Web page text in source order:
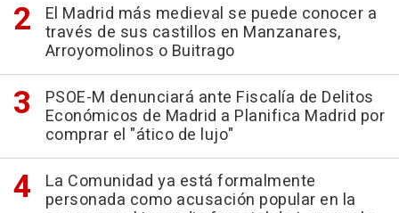
El Madrid más medieval se puede conocer a
través de sus castillos en Manzanares,
Arroyomolinos o Buitrago
PSOE-M denunciará ante Fiscalía de Delitos
Económicos de Madrid a Planifica Madrid por
comprar el "ático de lujo"
La Comunidad ya está formalmente
personada como acusación popular en la